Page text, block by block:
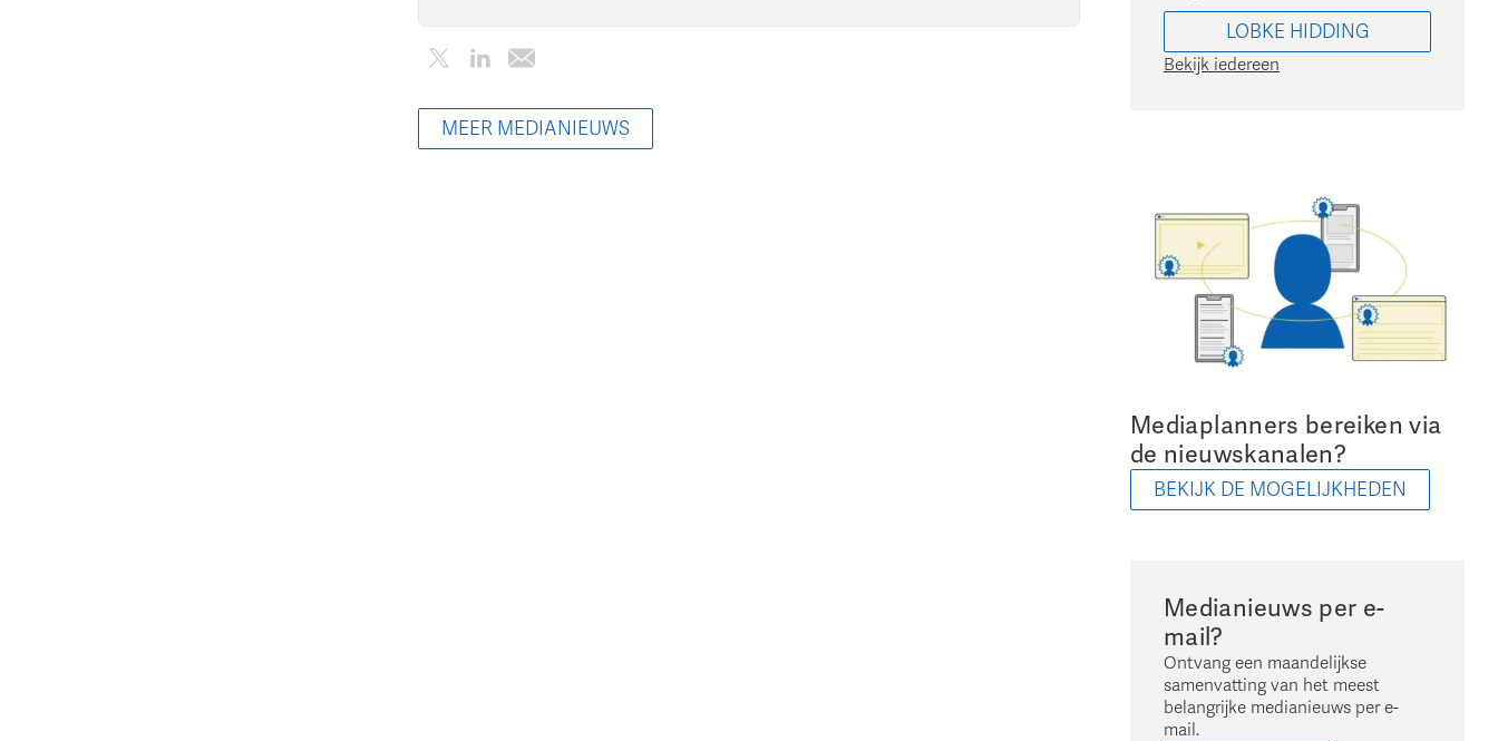
MEER MEDIANIEUWS
LOBKE HIDDING
Bekijk iedereen
Mediaplanners bereiken via
de nieuwskanalen?
BEKIJK DE MOGELIJKHEDEN
Medianieuws per e-
mail?
Ontvang een maandelijkse
samenvatting van het meest
belangrijke medianieuws per e-
mail.